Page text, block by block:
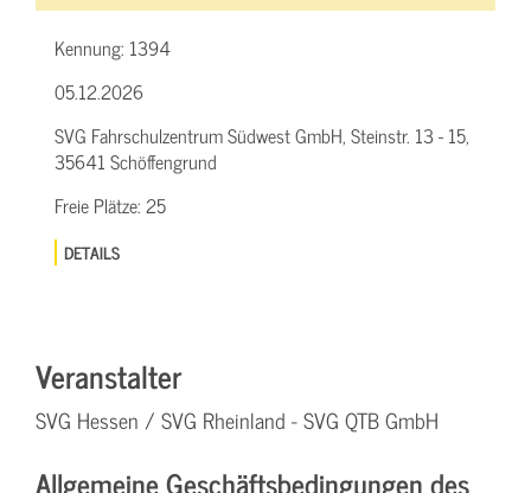
Kennung: 1394
05.12.2026
SVG Fahrschulzentrum Südwest GmbH, Steinstr. 13 - 15,
35641 Schöffengrund
Freie Plätze:25
DETAILS
Veranstalter
SVG Hessen / SVG Rheinland - SVG QTB GmbH
Allgemeine Geschäftsbedingungen des